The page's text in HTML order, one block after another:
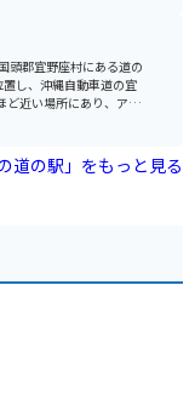
しても有名で、道の駅
ュースやお菓子などが販
ます。 【基本情
村字根路銘1620 電話番
* 沖縄そばなどの郷土料
文化を満喫できるスポッ
れてみてください。
頭郡宜野座村にある道の
し、沖縄自動車道の宜
ど近い場所にあり、アク
などの沖縄料理や、地元
とができます。また、道
んでみてはいかがでし
の駅には広い駐車場が
道の駅」をもっと見る